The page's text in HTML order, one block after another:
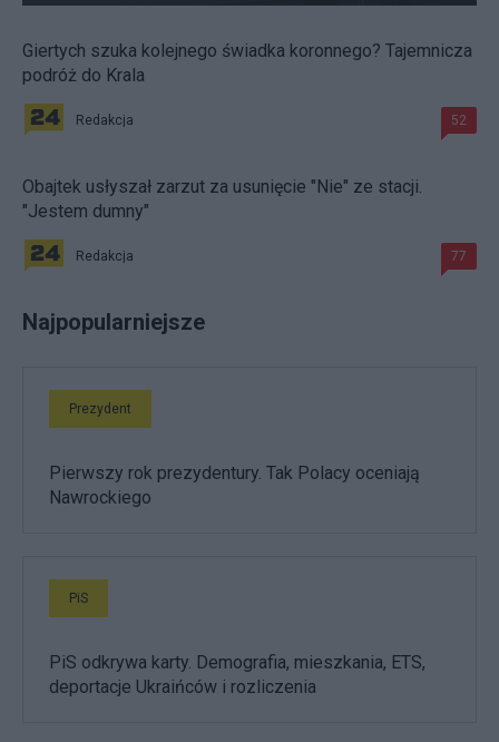
Giertych szuka kolejnego świadka koronnego? Tajemnicza
podróż do Krala
Redakcja 52
Obajtek usłyszał zarzut za usunięcie "Nie" ze stacji.
"Jestem dumny"
Redakcja 77
Najpopularniejsze
Prezydent
Pierwszy rok prezydentury. Tak Polacy oceniają
Nawrockiego
PiS
PiS odkrywa karty. Demografia, mieszkania, ETS,
deportacje Ukraińców i rozliczenia